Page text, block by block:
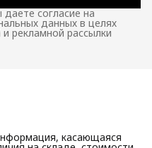
согласие на
данных в целях
рекламной рассылки
касающаяся